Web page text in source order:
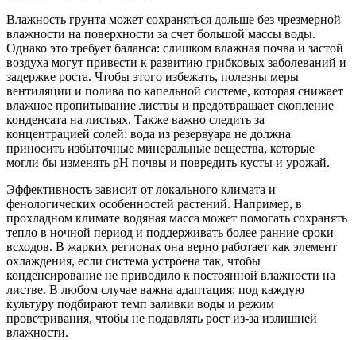
Влажность грунта может сохраняться дольше без чрезмерной
влажности на поверхности за счет большой массы воды.
Однако это требует баланса: слишком влажная почва и застой
воздуха могут привести к развитию грибковых заболеваний и
задержке роста. Чтобы этого избежать, полезны меры
вентиляции и полива по капельной системе, которая снижает
влажное пропитывание листвы и предотвращает скопление
конденсата на листьях. Также важно следить за
концентрацией солей: вода из резервуара не должна
приносить избыточные минеральные вещества, которые
могли бы изменять pH почвы и повредить кусты и урожай.
Эффективность зависит от локального климата и
фенологических особенностей растений. Например, в
прохладном климате водяная масса может помогать сохранять
тепло в ночной период и поддерживать более ранние сроки
всходов. В жарких регионах она верно работает как элемент
охлаждения, если система устроена так, чтобы
конденсирование не приводило к постоянной влажности на
листве. В любом случае важна адаптация: под каждую
культуру подбирают темп заливки воды и режим
проветривания, чтобы не подавлять рост из-за излишней
влажности.